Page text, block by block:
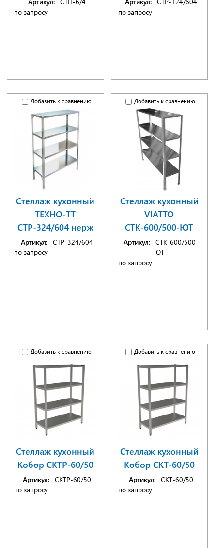
Артикул: СТП-6/4
по запросу
Артикул: СТР-124/604
по запросу
Добавить к сравнению
Стеллаж кухонный
ТЕХНО-ТТ
СТР-324/604 нерж
Артикул: СТР-324/604
по запросу
Добавить к сравнению
Стеллаж кухонный
VIATTO
СТК-600/500-ЮТ
Артикул: СТК-600/500-
ЮТ
по запросу
Добавить к сравнению
Стеллаж кухонный
Кобор СКТР-60/50
Артикул: СКТР-60/50
по запросу
Добавить к сравнению
Стеллаж кухонный
Кобор СКТ-60/50
Артикул: СКТ-60/50
по запросу